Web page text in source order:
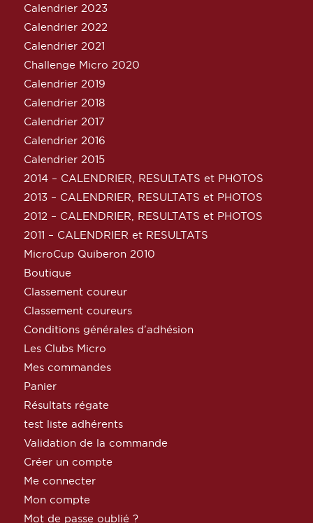
Calendrier 2023
Calendrier 2022
Calendrier 2021
Challenge Micro 2020
Calendrier 2019
Calendrier 2018
Calendrier 2017
Calendrier 2016
Calendrier 2015
2014 – CALENDRIER, RESULTATS et PHOTOS
2013 – CALENDRIER, RESULTATS et PHOTOS
2012 – CALENDRIER, RESULTATS et PHOTOS
2011 – CALENDRIER et RESULTATS
MicroCup Quiberon 2010
Boutique
Classement coureur
Classement coureurs
Conditions générales d’adhésion
Les Clubs Micro
Mes commandes
Panier
Résultats régate
test liste adhérents
Validation de la commande
Créer un compte
Me connecter
Mon compte
Mot de passe oublié ?